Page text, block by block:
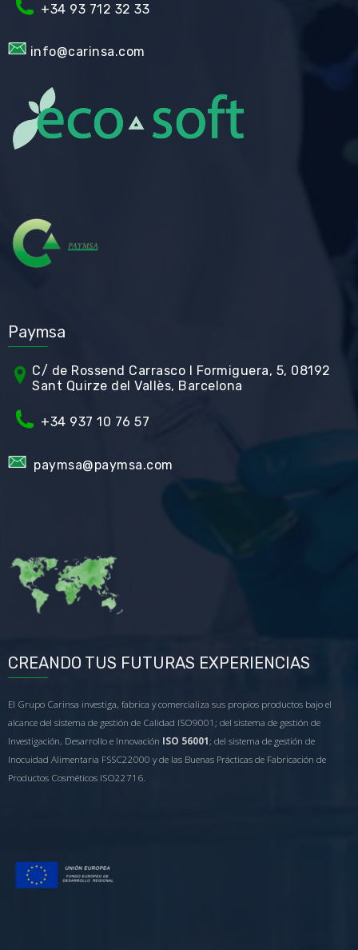
+34 93 712 32 33
info@carinsa.com
Paymsa
C/ de Rossend Carrasco I Formiguera, 5, 08192
Sant Quirze del Vallès, Barcelona
+34 937 10 76 57
paymsa@paymsa.com
CREANDO TUS FUTURAS EXPERIENCIAS
El Grupo Carinsa investiga, fabrica y comercializa sus propios productos bajo el
alcance del sistema de gestión de Calidad ISO9001; del sistema de gestión de
Investigación, Desarrollo e Innovación ISO 56001 ; del sistema de gestión de
Inocuidad Alimentaria FSSC22000 y de las Buenas Prácticas de Fabricación de
Productos Cosméticos ISO22716.